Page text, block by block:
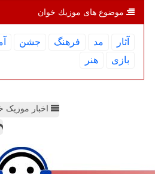
موضوع های موزیك خوان
آثار مد فرهنگ جشن
بازی
هنر
اخبار موزیک